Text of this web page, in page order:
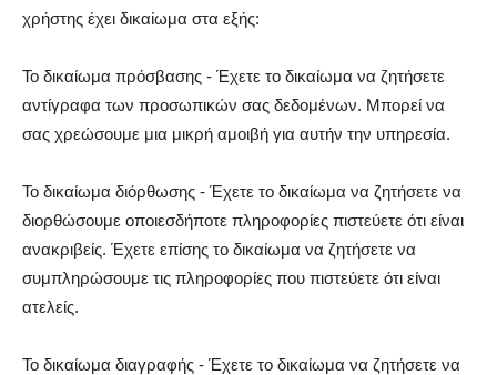
χρήστης έχει δικαίωμα στα εξής:
Το δικαίωμα πρόσβασης - Έχετε το δικαίωμα να ζητήσετε
αντίγραφα των προσωπικών σας δεδομένων. Μπορεί να
σας χρεώσουμε μια μικρή αμοιβή για αυτήν την υπηρεσία.
Το δικαίωμα διόρθωσης - Έχετε το δικαίωμα να ζητήσετε να
διορθώσουμε οποιεσδήποτε πληροφορίες πιστεύετε ότι είναι
ανακριβείς. Έχετε επίσης το δικαίωμα να ζητήσετε να
συμπληρώσουμε τις πληροφορίες που πιστεύετε ότι είναι
ατελείς.
Το δικαίωμα διαγραφής - Έχετε το δικαίωμα να ζητήσετε να